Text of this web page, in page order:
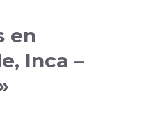
en
Inca –